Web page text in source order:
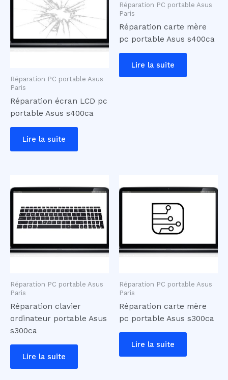
Réparation PC portable Asus
Paris
Réparation écran LCD pc
portable Asus s400ca
Lire la suite
Réparation PC portable Asus
Paris
Réparation carte mère
pc portable Asus s400ca
Lire la suite
Réparation PC portable Asus
Paris
Réparation clavier
ordinateur portable Asus
s300ca
Lire la suite
Réparation PC portable Asus
Paris
Réparation carte mère
pc portable Asus s300ca
Lire la suite